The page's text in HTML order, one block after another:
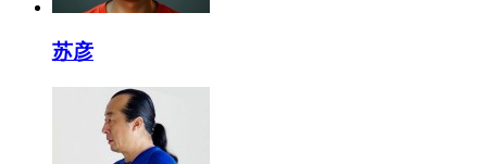
苏彦